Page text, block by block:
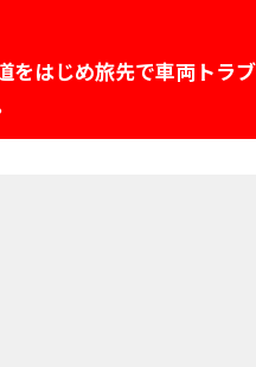
をはじめ旅先で車両トラ